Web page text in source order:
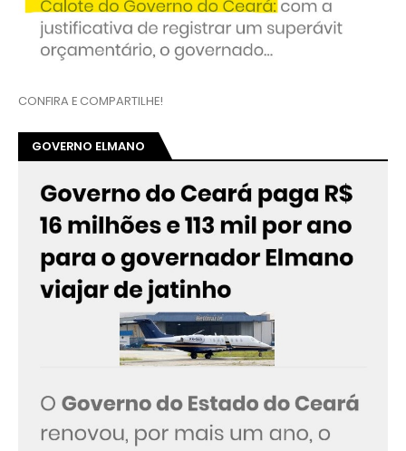
CONFIRA E COMPARTILHE!
GOVERNO ELMANO